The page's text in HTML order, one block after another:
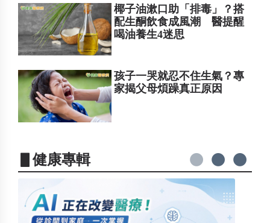
椰子油漱口助「排毒」？搭
配生酮飲食成風潮 醫提醒
喝油養生4迷思
孩子一哭就忍不住生氣？專
家揭父母煩躁真正原因
▋健康專輯